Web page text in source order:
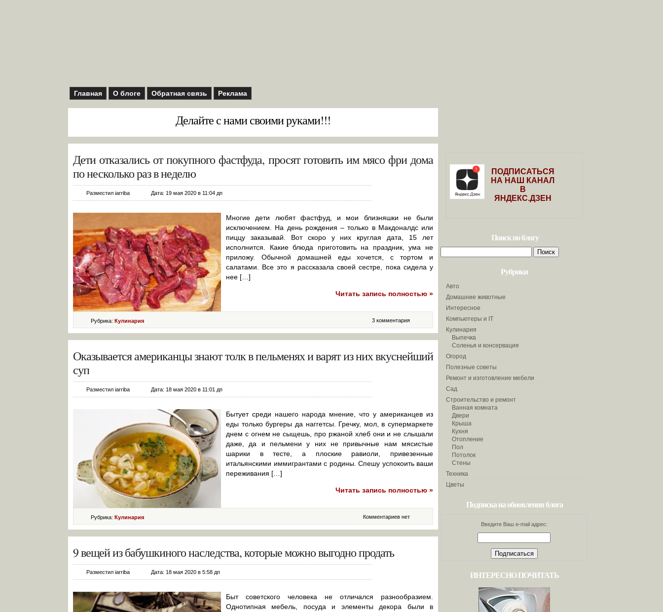
Главная О блоге Обратная связь Реклама
Делайте с нами своими руками!!!
Дети отказались от покупного фастфуда, просят готовить им мясо фри дома
по несколько раз в неделю
Разместил iarriba Дата: 19 мая 2020 в 11:04 дп
Многие дети любят фастфуд, и мои близняшки не были
исключением. На день рождения – только в Макдоналдс или
пиццу заказывай. Вот скоро у них круглая дата, 15 лет
исполнится. Какие блюда приготовить на праздник, ума не
приложу. Обычной домашней еды хочется, с тортом и
салатами. Все это я рассказала своей сестре, пока сидела у
нее […]
Читать запись полностью »
3 комментария
Рубрика: Кулинария
Оказывается американцы знают толк в пельменях и варят из них вкуснейший
суп
Разместил iarriba Дата: 18 мая 2020 в 11:01 дп
Бытует среди нашего народа мнение, что у американцев из
еды только бургеры да наггетсы. Гречку, мол, в супермаркете
днем с огнем не сыщешь, про ржаной хлеб они и не слышали
даже, да и пельмени у них не привычные нам мясистые
шарики в тесте, а плоские равиоли, привезенные
итальянскими иммигрантами с родины. Спешу успокоить ваши
переживания […]
Читать запись полностью »
Комментариев нет
Рубрика: Кулинария
9 вещей из бабушкиного наследства, которые можно выгодно продать
Разместил iarriba Дата: 18 мая 2020 в 5:58 дп
Быт советского человека не отличался разнообразием.
Однотипная мебель, посуда и элементы декора были в
ПОДПИСАТЬСЯ
НА НАШ КАНАЛ
В
ЯНДЕКС.ДЗЕН
Поиск по блогу
Найти:
Рубрики
Авто
Домашние животные
Интересное
Компьютеры и IT
Кулинария
Выпечка
Соленья и консервация
Огород
Полезные советы
Ремонт и изготовление мебели
Сад
Строительство и ремонт
Ванная комната
Двери
Крыша
Кухня
Отопление
Пол
Потолок
Стены
Техника
Цветы
Подписка на обновления блога
Введите Ваш e-mail адрес:
ИНТЕРЕСНО ПОЧИТАТЬ